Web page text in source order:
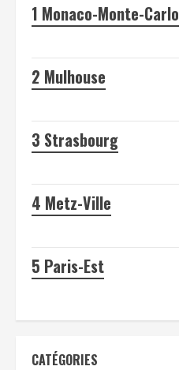
1 Monaco-Monte-Carlo
2 Mulhouse
3 Strasbourg
4 Metz-Ville
5 Paris-Est
CATÉGORIES